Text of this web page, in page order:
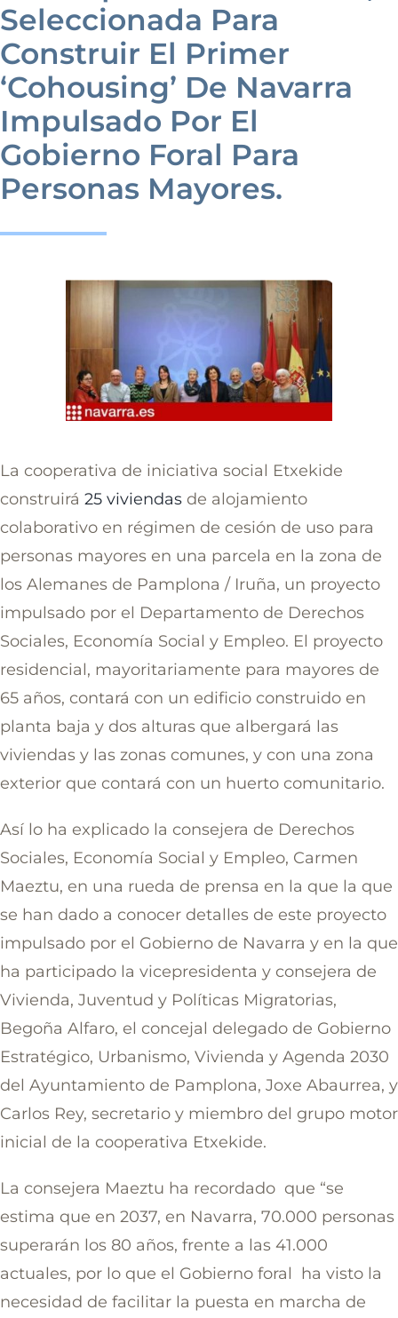
Noticias
Galería
Contacto
Seleccionada Para
Construir El Primer
‘cohousing’ De Navarra
Impulsado Por El
Gobierno Foral Para
Personas Mayores.
La cooperativa de iniciativa social Etxekide
construirá 25 viviendasde alojamiento
colaborativo en régimen de cesión de uso para
personas mayores en una parcela en la zona de
los Alemanes de Pamplona / Iruña, un proyecto
impulsado por el Departamento de Derechos
Sociales, Economía Social y Empleo. El proyecto
residencial, mayoritariamente para mayores de
65 años, contará con un edificio construido en
planta baja y dos alturas que albergará las
viviendas y las zonas comunes, y con una zona
exterior que contará con un huerto comunitario.
Así lo ha explicado la consejera de Derechos
Sociales, Economía Social y Empleo, Carmen
Maeztu, en una rueda de prensa en la que la que
se han dado a conocer detalles de este proyecto
impulsado por el Gobierno de Navarra y en la que
ha participado la vicepresidenta y consejera de
Vivienda, Juventud y Políticas Migratorias,
Begoña Alfaro, el concejal delegado de Gobierno
Estratégico, Urbanismo, Vivienda y Agenda 2030
del Ayuntamiento de Pamplona, Joxe Abaurrea, y
Carlos Rey, secretario y miembro del grupo motor
inicial de la cooperativa Etxekide.
La consejera Maeztu ha recordado que “se
estima que en 2037, en Navarra, 70.000 personas
superarán los 80 años, frente a las 41.000
actuales, por lo que el Gobierno foral ha visto la
necesidad de facilitar la puesta en marcha de